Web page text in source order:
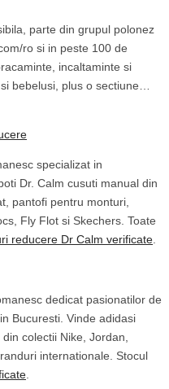
parte din grupul polonez
ro si in peste 100 de
incaltaminte si
bebelusi, plus o sectiune…
specializat in
Dr. Calm cusuti manual din
pantofi pentru monturi,
Fly Flot si Skechers. Toate
reducere Dr Calm verificate
dedicat pasionatilor de
Bucuresti. Vinde adidasi
colectii Nike, Jordan,
internationale. Stocul